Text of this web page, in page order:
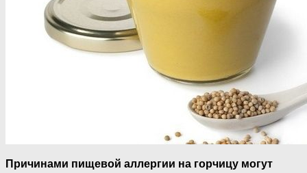
Причинами пищевой аллергии на горчицу могут